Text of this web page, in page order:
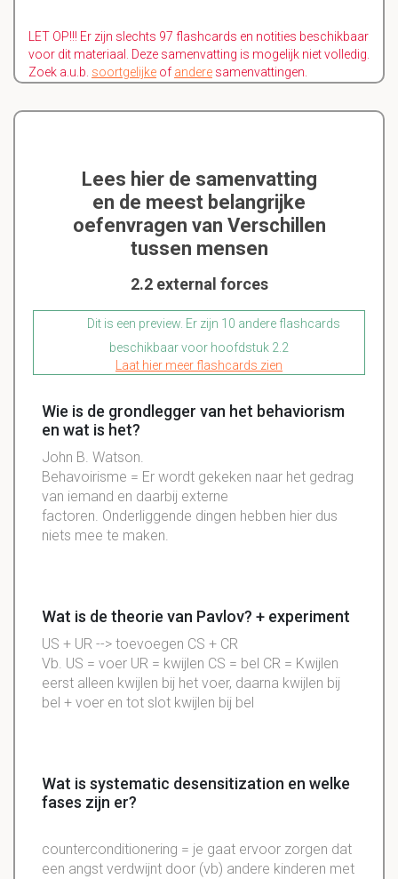
LET OP!!! Er zijn slechts 97 flashcards en notities beschikbaar
voor dit materiaal. Deze samenvatting is mogelijk niet volledig.
Zoek a.u.b. soortgelijke of andere samenvattingen.
Lees hier de samenvatting
en de meest belangrijke
oefenvragen van Verschillen
tussen mensen
2.2 external forces
Dit is een preview. Er zijn 10 andere flashcards
beschikbaar voor hoofdstuk 2.2
Laat hier meer flashcards zien
Wie is de grondlegger van het behaviorism
en wat is het?
John B. Watson.
Behavoirisme = Er wordt gekeken naar het gedrag
van iemand en daarbij externe
factoren. Onderliggende dingen hebben hier dus
niets mee te maken.
Wat is de theorie van Pavlov? + experiment
US + UR --> toevoegen CS + CR
Vb. US = voer UR = kwijlen CS = bel CR = Kwijlen
eerst alleen kwijlen bij het voer, daarna kwijlen bij
bel + voer en tot slot kwijlen bij bel
Wat is systematic desensitization en welke
fases zijn er?
counterconditionering = je gaat ervoor zorgen dat
een angst verdwijnt door (vb) andere kinderen met